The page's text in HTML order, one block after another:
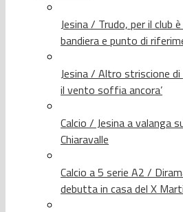
Jesina / Trudo, per il club
bandiera e punto di
Jesina / Altro striscione
il vento soffia ancora’
Calcio / Jesina a valanga
Chiaravalle
Calcio a 5 serie A2 /
debutta in casa del X